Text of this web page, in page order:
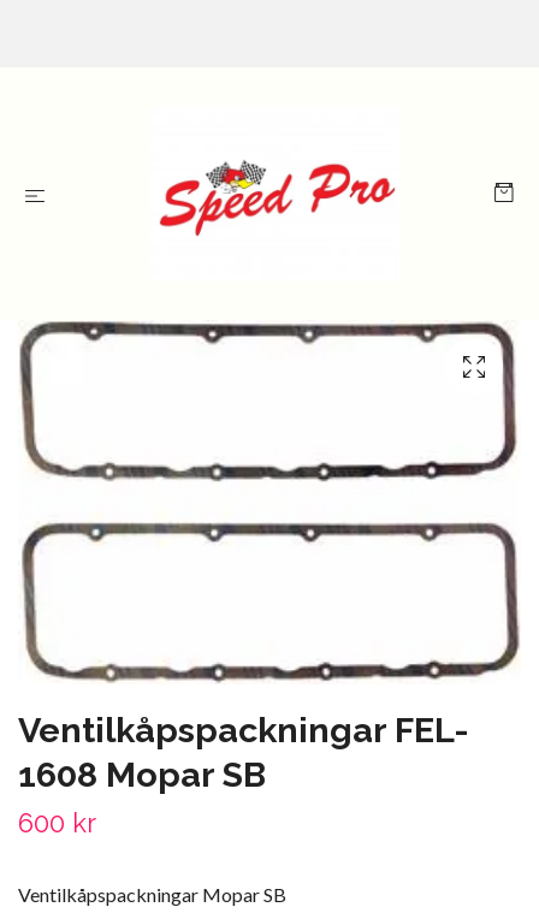
Ventilkåpspackningar FEL-
1608 Mopar SB
600 kr
Ventilkåpspackningar Mopar SB